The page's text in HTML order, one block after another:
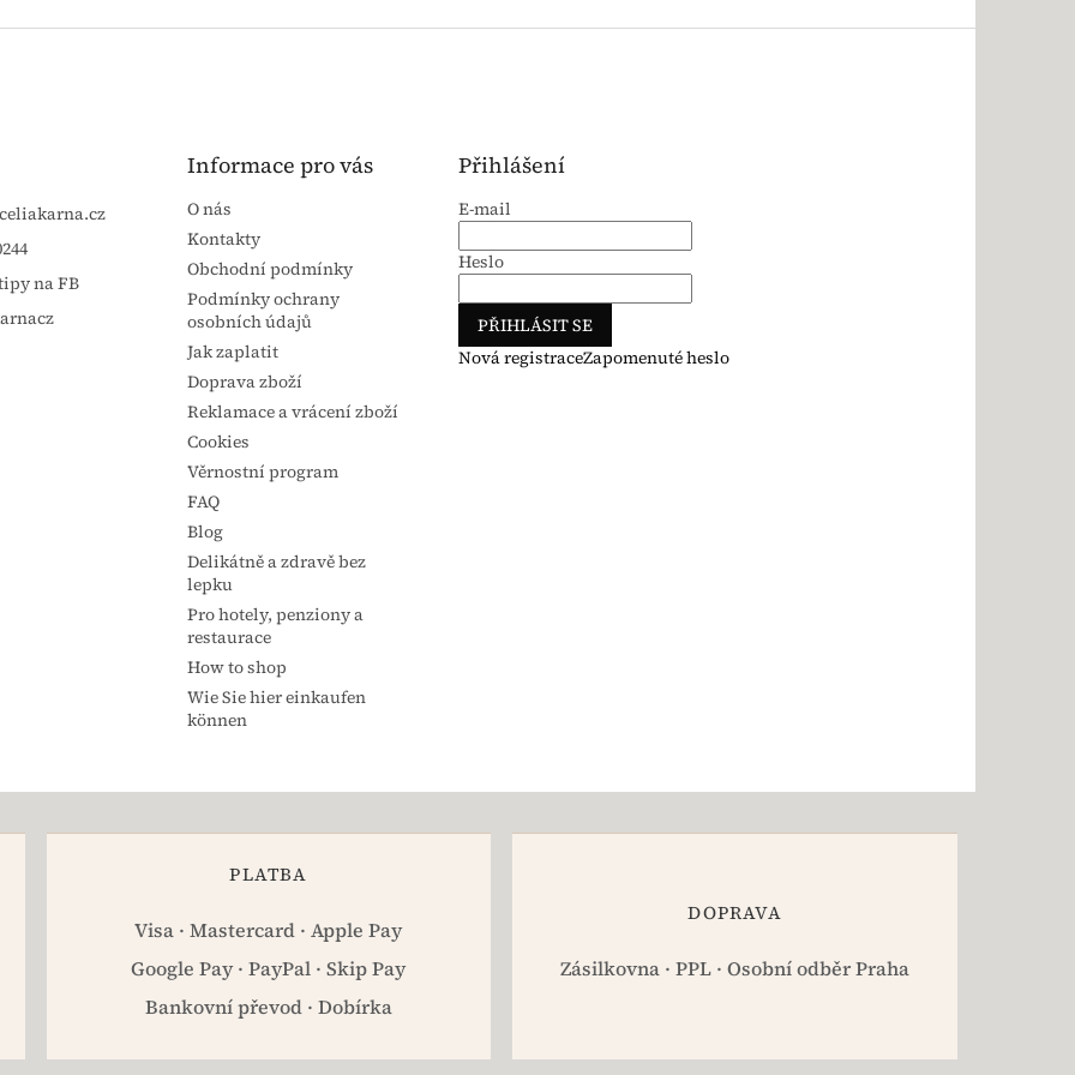
celiakarna.cz
na FB
Informace pro vás
O nás
Kontakty
Obchodní podmínky
Podmínky ochrany
osobních údajů
Jak zaplatit
Doprava zboží
Reklamace a vrácení zboží
Cookies
Věrnostní program
FAQ
Blog
Delikátně a zdravě bez
lepku
Pro hotely, penziony a
restaurace
How to shop
Wie Sie hier einkaufen
können
Přihlášení
E-mail
Heslo
PŘIHLÁSIT SE
Nová registraceZapomenuté heslo
PLATBA
Visa · Mastercard · Apple Pay
Google Pay · PayPal · Skip Pay
Bankovní převod · Dobírka
DOPRAVA
Zásilkovna · PPL · Osobní odběr Praha